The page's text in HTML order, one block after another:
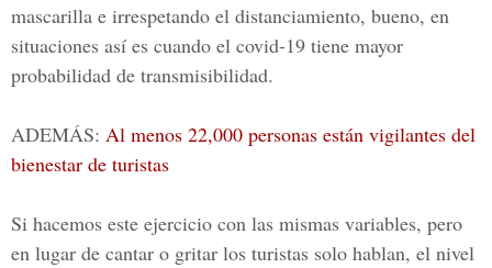
mascarilla e irrespetando el distanciamiento, bueno, en
situaciones así es cuando el covid-19 tiene mayor
probabilidad de transmisibilidad.
ADEMÁS: Al menos 22,000 personas están vigilantes del
bienestar de turistas
Si hacemos este ejercicio con las mismas variables, pero
en lugar de cantar o gritar los turistas solo hablan, el nivel